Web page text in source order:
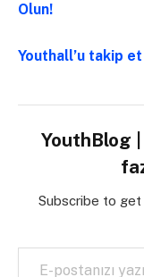
Olun!
Youthall’u takip et
YouthBlog
Subscribe to
E-postanızı yazın…